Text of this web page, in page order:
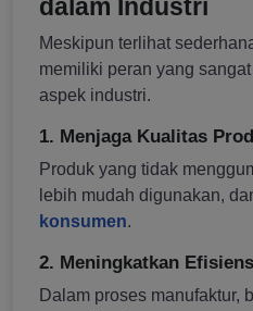
dalam Industri
Meskipun terlihat
memiliki peran yang
aspek industri.
1. Menjaga Kualitas
Produk yang tidak
lebih mudah digunakan,
konsumen.
2. Meningkatkan
Dalam proses manufaktur,